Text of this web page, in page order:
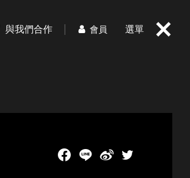
與我們合作 會員 選單
Facebook
LINE 新浪微博